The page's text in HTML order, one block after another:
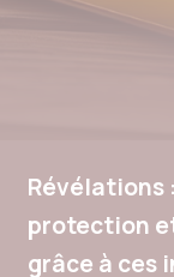
Révélations
protection
grâce à ces